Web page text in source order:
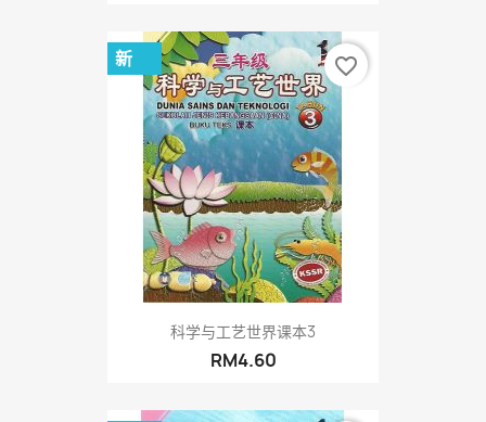
科学与工艺世界课本3
RM4.60
新 favorite_border